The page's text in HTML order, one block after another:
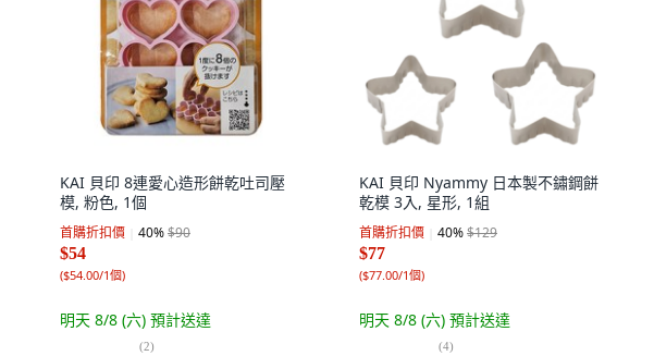
KAI 貝印 8連愛心造形餅乾吐司壓
模, 粉色, 1個
首購折扣價 40%$90
$54
($54.00/1個)
明天 8/8 (六) 預計送達
(2)
KAI 貝印 Nyammy 日本製不鏽鋼餅
乾模 3入, 星形, 1組
首購折扣價 40%$129
$77
($77.00/1個)
明天 8/8 (六) 預計送達
(4)